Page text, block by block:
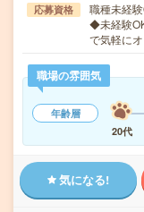
応募資格
職種未経
◆未経験
で気軽に
職場の雰囲気
年齢層
20代
気になる!